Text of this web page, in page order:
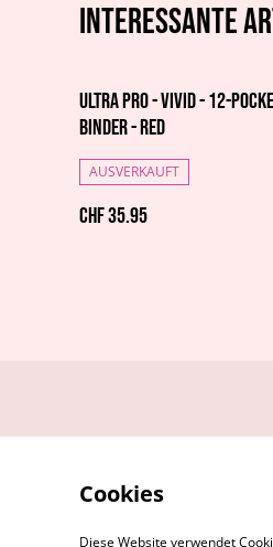
Interessante
Ultra Pro - Vivid - 12-
Binder - Red
AUSVERKAUFT
CHF 35.95
Cookies
Diese Website verwendet